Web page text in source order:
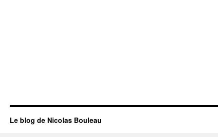
Le blog de Nicolas Bouleau